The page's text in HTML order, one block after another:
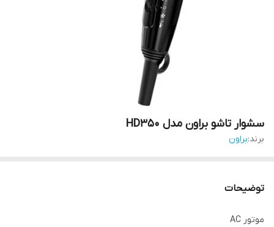
سشوار تاشو براون مدل HD350
برند:براون
توضیحات
موتور AC